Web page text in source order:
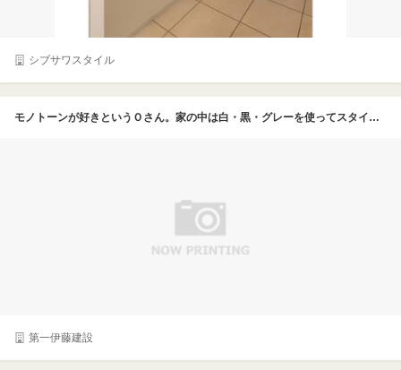
シブサワスタイル
モノトーンが好きというＯさん。家の中は白・黒・グレーを使ってスタイリッシュなコーディネートにしている。照明もシーリングを使わずに、スポットやダウンライトを使うことでオシャレに。自由設計の第一伊藤建設との家づくりで、こだわりを叶えることができた
第一伊藤建設